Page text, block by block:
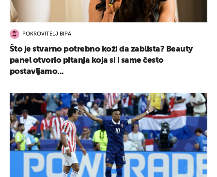
POKROVITELJ BIPA
Što je stvarno potrebno koži da zablista? Beauty
panel otvorio pitanja koja si i same često
postavljamo...